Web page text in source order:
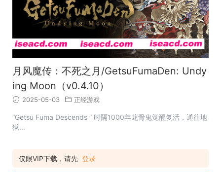
月风魔传：不死之月/GetsuFumaDen: Undy
ing Moon（v0.4.10）
2025-05-03 正经游戏
“Getsu Fuma Descends ” 时隔1000年龙骨鬼觉醒复活，通往地
狱...
仅限VIP下载，请先 登录